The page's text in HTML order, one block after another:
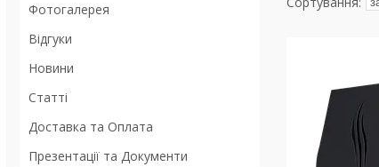
Фотогалерея
Відгуки
Новини
Статті
Доставка та Оплата
Презентації та Документи